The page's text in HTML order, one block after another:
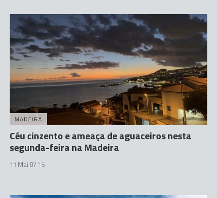
MADEIRA
Céu cinzento e ameaça de aguaceiros nesta
segunda-feira na Madeira
11 Mai 07:15